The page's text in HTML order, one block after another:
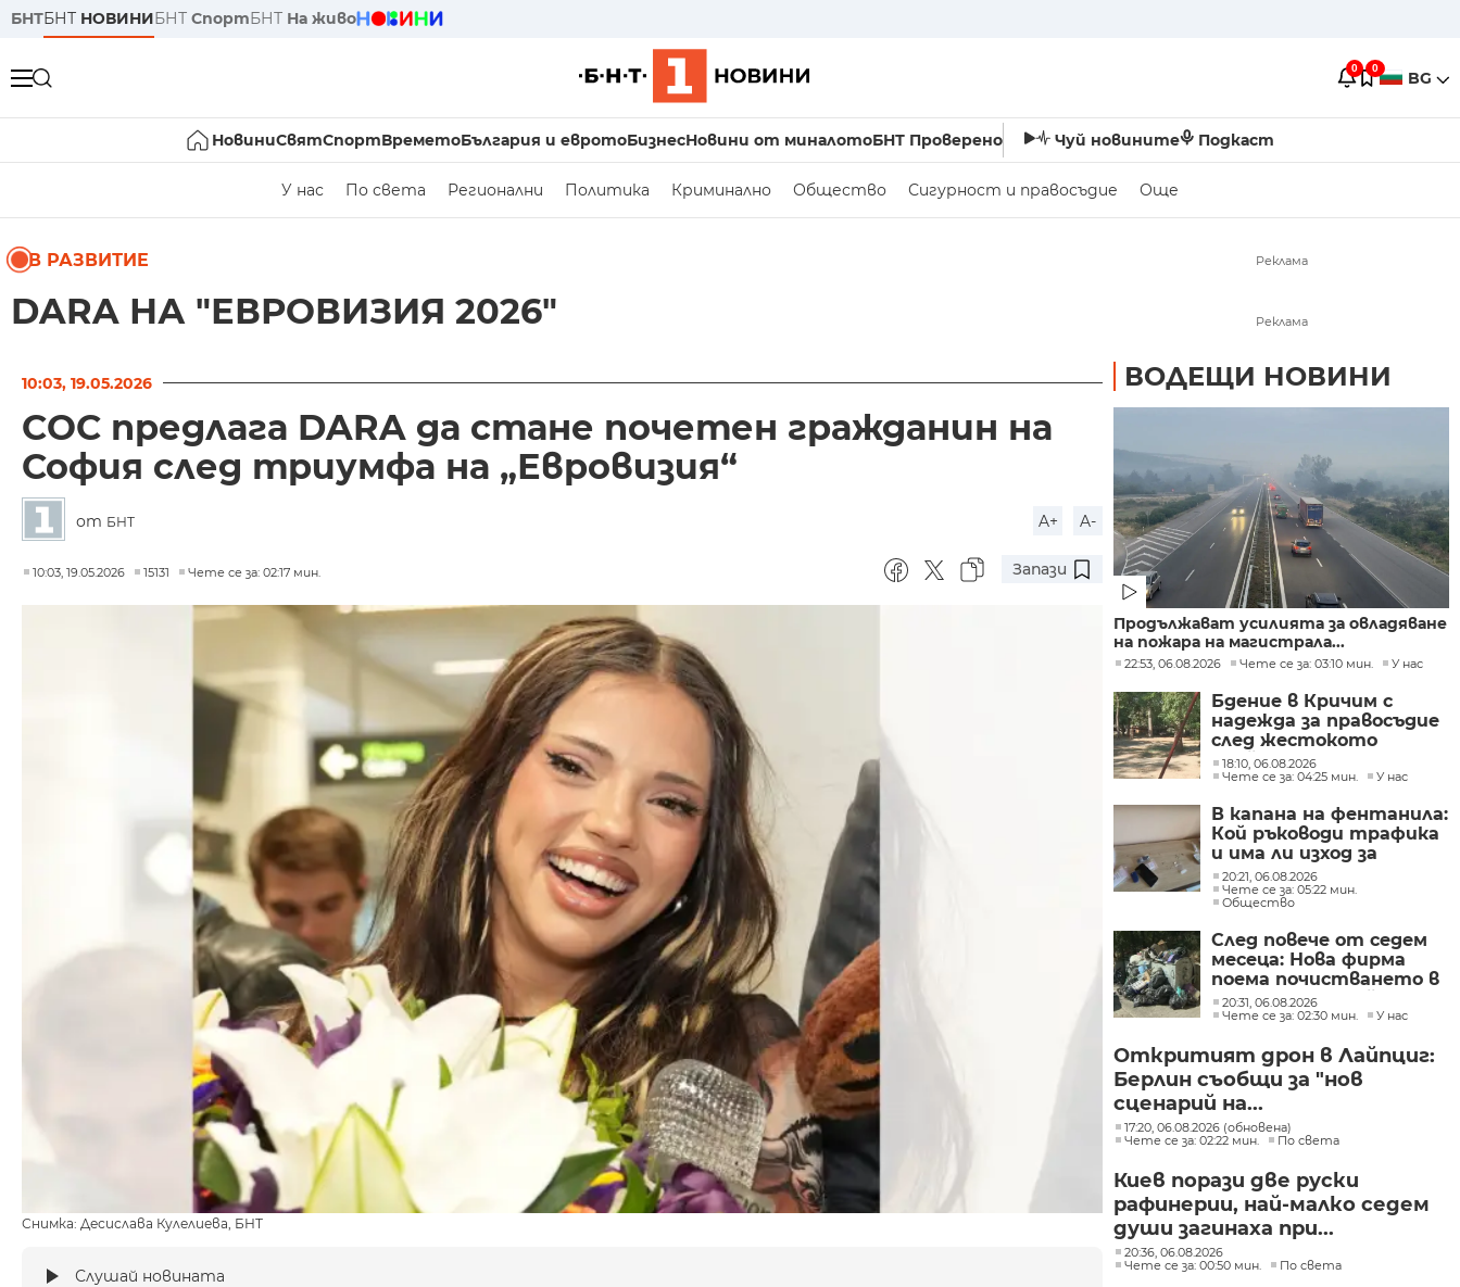
БНТБНТ НОВИНИБНТ СпортБНТ На живо
0 0 BG
НовиниСвятСпортВреметоБългария и евротоБизнесНовини от миналотоБНТ Проверено Чуй новините Подкаст
У нас По света Регионални Политика Криминално Общество Сигурност и правосъдие Още
В РАЗВИТИЕ
DARA НА "ЕВРОВИЗИЯ 2026"
10:03, 19.05.2026
СОС предлага DARA да стане почетен гражданин на
София след триумфа на „Евровизия“
от БНТ A+ A-
10:03, 19.05.2026 15131 Чете се за: 02:17 мин. Запази
Снимка: Десислава Кулелиева, БНТ
Слушай новината
Реклама
Реклама
ВОДЕЩИ НОВИНИ
Продължават усилията за овладяване
на пожара на магистрала...
22:53, 06.08.2026 Чете се за: 03:10 мин. У нас
Бдение в Кричим с
надежда за правосъдие
след жестокото
убийство на млад мъж
в Пловдив от
18:10, 06.08.2026
Чете се за: 04:25 мин.
У нас
В капана на фентанила:
Кой ръководи трафика
и има ли изход за
пристрастените?
20:21, 06.08.2026
Чете се за: 05:22 мин.
Общество
След повече от седем
месеца: Нова фирма
поема почистването в
столичните райони
"Слатина", "Подуяне" и
20:31, 06.08.2026
Чете се за: 02:30 мин.
У нас
Откритият дрон в Лайпциг:
Берлин съобщи за "нов
сценарий на...
17:20, 06.08.2026 (обновена)
Чете се за: 02:22 мин.
По света
Киев порази две руски
рафинерии, най-малко седем
души загинаха при...
20:36, 06.08.2026
Чете се за: 00:50 мин.
По света